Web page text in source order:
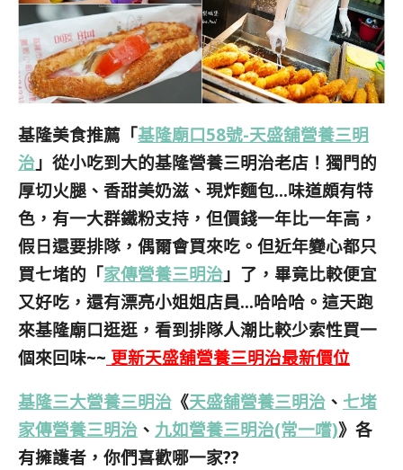
基隆美食推薦「基隆廟口58號-天盛舖營養三明
治 」從小吃到大的基隆營養三明治老店！獨門的
厚切火腿、香甜美奶滋、現炸麵包…味道頗有特
色，有一大群鐵粉支持，但價錢一年比一年高，
假日還要排隊，偶爾會買來吃。但近年變心都只
買七堵的「家傳營養三明治 」了，畢竟比較便宜
又好吃，還有漂亮小姐姐店員…哈哈哈。這天跑
來基隆廟口逛逛，看到排隊人潮比較少索性買一
個來回味~~ 更新天盛舖營養三明治最新價位
基隆三大營養三明治 《天盛舖營養三明治 、 七堵
家傳營養三明治 、 九如營養三明治(常一嚐)》各
有擁護者，你們喜歡哪一家??